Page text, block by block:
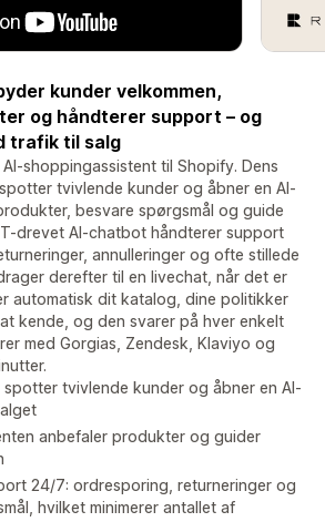
kunder velkommen,
og håndterer support – og
trafik til salg
shoppingassistent til Shopify. Dens
tvivlende kunder og åbner en AI-
besvare spørgsmål og guide
drevet AI-chatbot håndterer support
annulleringer og ofte stillede
derefter til en livechat, når det er
automatisk dit katalog, dine politikker
kende, og den svarer på hver enkelt
med Gorgias, Zendesk, Klaviyo og
tvivlende kunder og åbner en AI-
anbefaler produkter og guider
24/7: ordresporing, returneringer og
hvilket minimerer antallet af